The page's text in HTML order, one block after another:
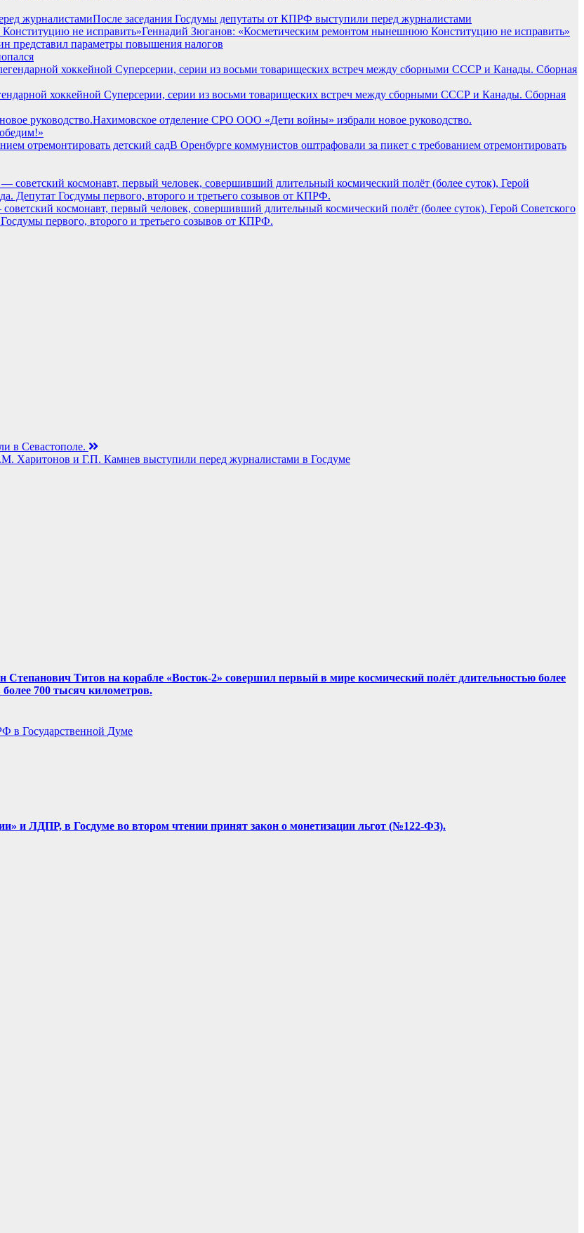
После заседания Госдумы депутаты от КПРФ выступили перед журналистами
Геннадий Зюганов: «Косметическим ремонтом нынешнюю Конституцию не исправить»
представил параметры повышения налогов
хоккейной Суперсерии, серии из восьми товарищеских встреч между сборными СССР и Канады. Сборная
Нахимовское отделение СРО ООО «Дети войны» избрали новое руководство.
В Оренбурге коммунистов оштрафовали за пикет с требованием отремонтировать
космонавт, первый человек, совершивший длительный космический полёт (более суток), Герой Советского
первого, второго и третьего созывов от КПРФ.
в Севастополе.
Харитонов и Г.П. Камнев выступили перед журналистами в Госдуме
Степанович Титов на корабле «Восток-2» совершил первый в мире космический полёт длительностью более
более 700 тысяч километров.
в Государственной Думе
и ЛДПР, в Госдуме во втором чтении принят закон о монетизации льгот (№122-ФЗ).